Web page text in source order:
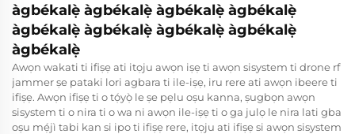
àgbékalẹ̀ àgbékalẹ̀ àgbékalẹ̀ àgbékalẹ̀
àgbékalẹ̀ àgbékalẹ̀ àgbékalẹ̀ àgbékalẹ̀
àgbékalẹ̀
Awọn wakati ti ifiṣẹ ati itọju awọn iṣẹ ti awọn sisystem ti drone rf
jammer ṣe pataki lori agbara ti ile-iṣẹ, iru rere ati awọn ibeere ti
ifiṣẹ. Awọn ifiṣẹ ti o tọ́yọ̀ le ṣe pẹlu oṣu kanna, ṣugbọn awọn
sisystem ti o nira ti o wa ni awọn ile-iṣẹ ti o ga julọ le nira lati gba
oṣu mẹ́jì tabi kan si ipo ti ifiṣẹ rere, itọju ati ifiṣẹ si awọn sisystem